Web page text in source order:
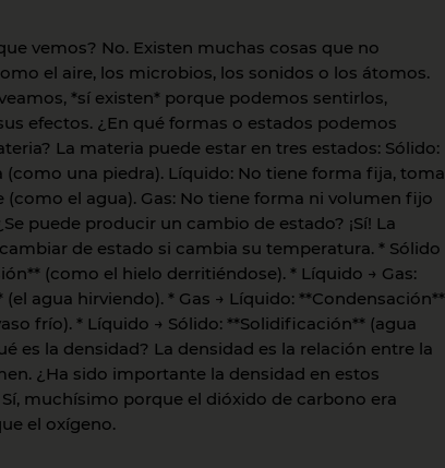
vemos? No. Existen muchas cosas que no
el aire, los microbios, los sonidos o los átomos.
*sí existen* porque podemos sentirlos,
efectos. ¿En qué formas o estados podemos
La materia puede estar en tres estados: Sólido:
(como una piedra). Líquido: No tiene forma fija, toma
(como el agua). Gas: No tiene forma ni volumen fijo
puede producir un cambio de estado? ¡Sí! La
de estado si cambia su temperatura. * Sólido
(como el hielo derritiéndose). * Líquido → Gas:
(el agua hirviendo). * Gas → Líquido: **Condensación**
frío). * Líquido → Sólido: **Solidificación** (agua
es la densidad? La densidad es la relación entre la
¿Ha sido importante la densidad en estos
muchísimo porque el dióxido de carbono era
el oxígeno.